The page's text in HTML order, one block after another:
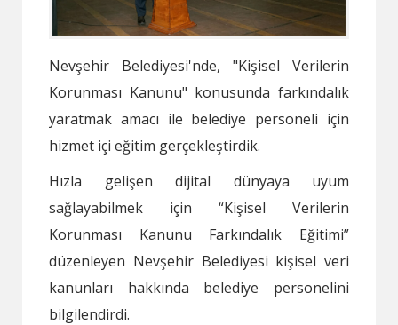
Nevşehir Belediyesi'nde, "Kişisel Verilerin
Korunması Kanunu" konusunda farkındalık
yaratmak amacı ile belediye personeli için
hizmet içi eğitim gerçekleştirdik.
Hızla gelişen dijital dünyaya uyum
sağlayabilmek için “Kişisel Verilerin
Korunması Kanunu Farkındalık Eğitimi”
düzenleyen Nevşehir Belediyesi kişisel veri
kanunları hakkında belediye personelini
bilgilendirdi.